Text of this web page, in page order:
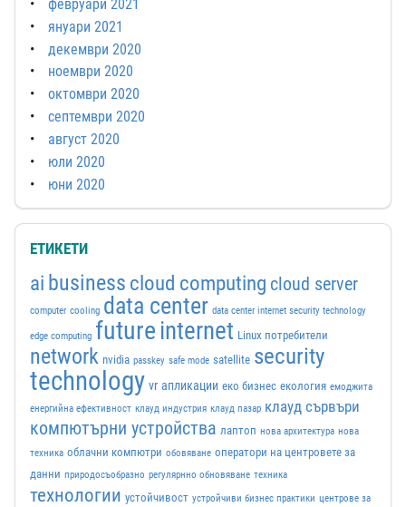
февруари 2021
януари 2021
декември 2020
ноември 2020
октомври 2020
септември 2020
август 2020
юли 2020
юни 2020
ЕТИКЕТИ
ai business cloud computing cloud server
computer cooling data center data center internet security technology
edge computing futureinternet Linux потребители
network nvidia passkey safe mode satellite security
technology vr апликации еко бизнес екология емоджита
енергийна ефективност клауд индустрия клауд пазар клауд сървъри
компютърни устройства лаптоп нова архитектура нова
техника облачни компютри обовяване оператори на центровете за
данни природосъобразно регулярнно обновяване техника
технологии устойчивост устройчиви бизнес практики центрове за